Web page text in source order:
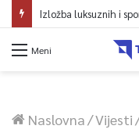
Izložba luksuznih i
Meni
Naslovna/Vijesti